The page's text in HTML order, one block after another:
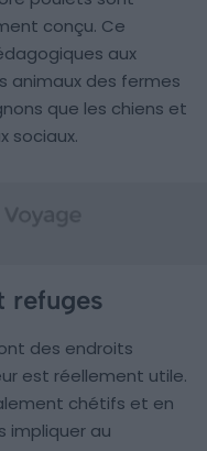
conçu. Ce
aux
animaux des fermes
que les chiens et
sociaux.
refuges
des endroits
est réellement utile.
chétifs et en
impliquer au